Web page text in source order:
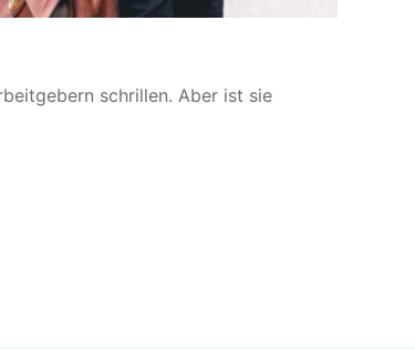
schrillen. Aber ist sie